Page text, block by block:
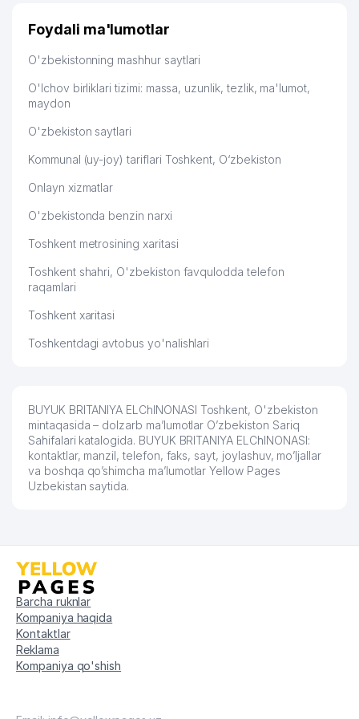
46
TOSHKENT SHAHRI MINTAQAVIY
47
KORXONASI
898 м
48 BISH-SERVIS MChJ
O'ZBEKISTON RESPUBLIKASI
ALOQALARINI RIVOJLANTIRISH
дальше развиваюсь потихоньку😊
Hamida 03.08.2026 12:45:39
Foydali ma'lumotlar
O'zbekistonning mashhur saytlari
O'lchov birliklari tizimi: massa, uzunlik, tezlik, ma'lumot,
maydon
O'zbekiston saytlari
Kommunal (uy-joy) tariflari Toshkent, O‘zbekiston
Onlayn xizmatlar
O'zbekistonda benzin narxi
Toshkent metrosining xaritasi
Toshkent shahri, O'zbekiston favqulodda telefon
raqamlari
Toshkent xaritasi
Toshkentdagi avtobus yo'nalishlari
BUYUK BRITANIYA ELChINONASI Toshkent, O'zbekiston
mintaqasida – dolzarb ma’lumotlar O’zbekiston Sariq
Sahifalari katalogida. BUYUK BRITANIYA ELChINONASI:
kontaktlar, manzil, telefon, faks, sayt, joylashuv, mo’ljallar
va boshqa qo’shimcha ma’lumotlar Yellow Pages
Uzbekistan saytida.
Barcha ruknlar
Kompaniya haqida
Kontaktlar
Reklama
Kompaniya qo'shish